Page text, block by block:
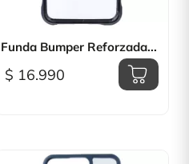
Vista rápida
Funda Bumper Reforzada...
$ 16.990